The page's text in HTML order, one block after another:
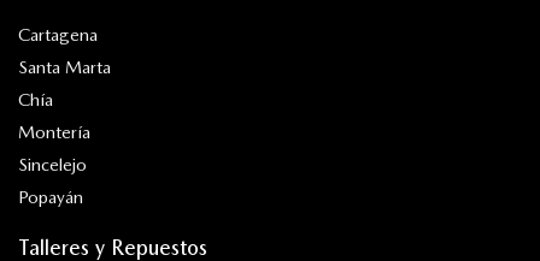
Cartagena
Santa Marta
Chía
Montería
Sincelejo
Popayán
Talleres y Repuestos